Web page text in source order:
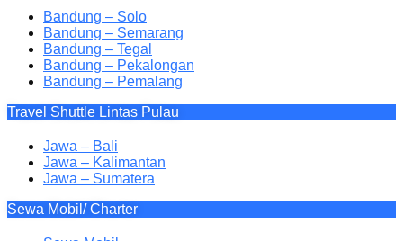
Bandung – Solo
Bandung – Semarang
Bandung – Tegal
Bandung – Pekalongan
Bandung – Pemalang
Travel Shuttle Lintas Pulau
Jawa – Bali
Jawa – Kalimantan
Jawa – Sumatera
Sewa Mobil/ Charter